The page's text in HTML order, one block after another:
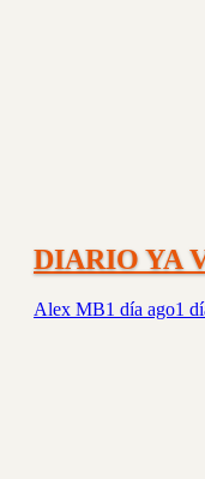
DIARIO YA
Alex MB1 día ago1